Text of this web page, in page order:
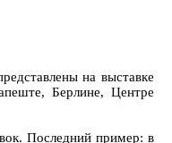
на выставке
Берлине, Центре
Последний пример: в